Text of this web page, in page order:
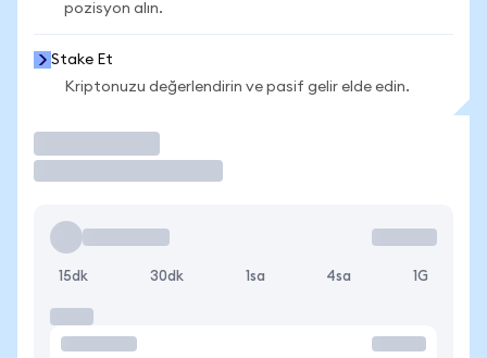
pozisyon alın.
Stake Et
Kriptonuzu değerlendirin ve pasif gelir elde edin.
15dk 30dk 1sa 4sa 1G